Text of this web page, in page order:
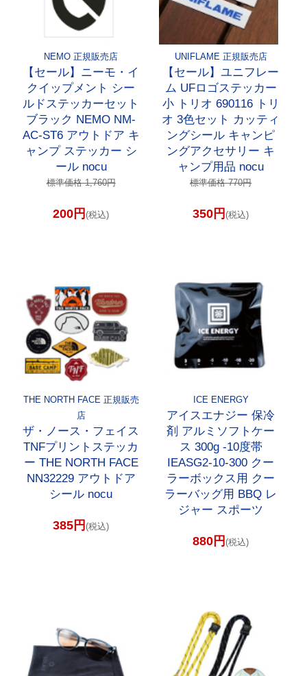
NEMO 正規販売店
【セール】ニーモ・イ
クイップメント シー
ルドステッカーセット
ブラック NEMO NM-
AC-ST6 アウトドア キ
ャンプ ステッカー シ
ール nocu
標準価格 1,760円
200円(税込)
UNIFLAME 正規販売店
【セール】ユニフレー
ム UFロゴステッカー
小 トリオ 690116 トリ
オ 3色セット カッティ
ングシール キャンピ
ングアクセサリー キ
ャンプ用品 nocu
標準価格 770円
350円(税込)
THE NORTH FACE 正規販売
店
ザ・ノース・フェイス
TNFプリントステッカ
ー THE NORTH FACE
NN32229 アウトドア
シール nocu
385円(税込)
ICE ENERGY
アイスエナジー 保冷
剤 アルミソフトケー
ス 300g -10度帯
IEASG2-10-300 クー
ラーボックス用 クー
ラーバッグ用 BBQ レ
ジャー スポーツ
880円(税込)